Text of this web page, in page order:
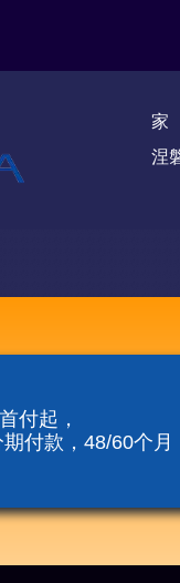
家
涅
付起，
付款，48/60个月